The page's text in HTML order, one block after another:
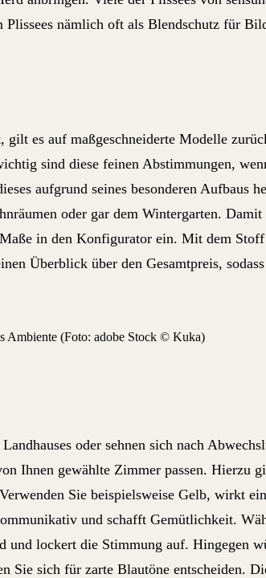
nämlich oft als Blendschutz für
es auf maßgeschneiderte Modelle
sind diese feinen Abstimmungen,
aufgrund seines besonderen Aufbaus
oder gar dem Wintergarten.
in den Konfigurator ein. Mit dem
Überblick über den Gesamtpreis,
Ambiente (Foto: adobe Stock © Kuka)
oder sehnen sich nach
Ihnen gewählte Zimmer passen. Hierzu
Sie beispielsweise Gelb, wirkt
und schafft Gemütlichkeit.
lockert die Stimmung auf. Hingegen
Sie sich für zarte Blautöne entscheiden.